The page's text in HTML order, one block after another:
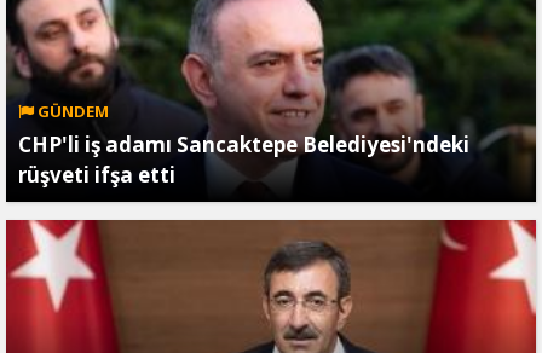
GÜNDEM
CHP'li iş adamı Sancaktepe Belediyesi'ndeki
rüşveti ifşa etti